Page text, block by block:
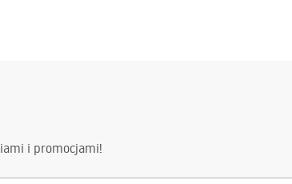
i promocjami!